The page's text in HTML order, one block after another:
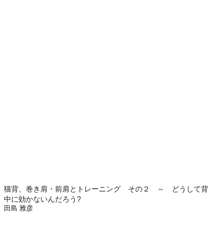
猫背、巻き肩・前肩とトレーニング その２ ～ どうして背
中に効かないんだろう?
田島 雅彦